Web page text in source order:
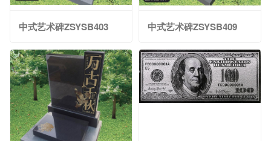
中式艺术碑ZSYSB403 中式艺术碑ZSYSB409